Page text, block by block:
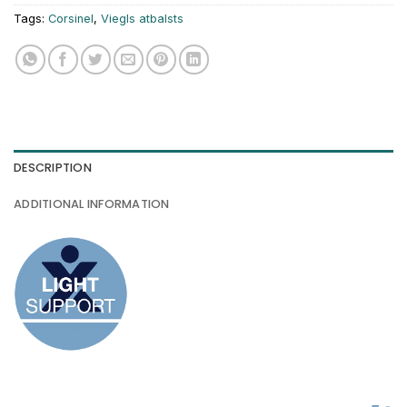
Tags: Corsinel, Viegls atbalsts
DESCRIPTION
ADDITIONAL INFORMATION